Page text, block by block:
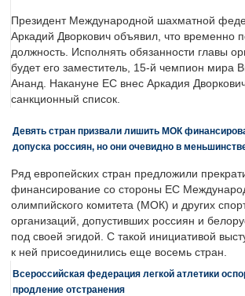
Президент Международной шахматной
Аркадий Дворкович объявил, что временно
должность. Исполнять обязанности главы
будет его заместитель, 15-й чемпион мира
Ананд. Накануне ЕС внес Аркадия
санкционный список.
Девять стран призвали лишить МОК
допуска россиян, но они очевидно в
Ряд европейских стран предложили
финансирование со стороны ЕС
олимпийского комитета (МОК) и других
организаций, допустивших россиян и
под своей эгидой. С такой инициативой
к ней присоединились еще восемь стран.
Всероссийская федерация легкой атлетики
продление отстранения